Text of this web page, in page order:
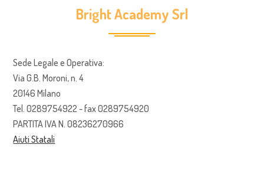
Bright Academy Srl
Sede Legale e Operativa:
Via G.B. Moroni, n. 4
20146 Milano
Tel. 0289754922 - fax 0289754920
PARTITA IVA N. 08236270966
Aiuti Statali